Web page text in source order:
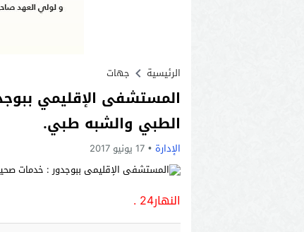
الرئيسية جهات
المستشفى الإقليمي
الطبي والشبه طبي.
الإدارة 17 يونيو 2017
النهار24 .